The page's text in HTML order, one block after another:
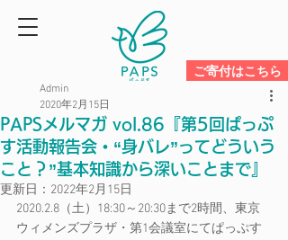
ご寄付はこちら
PAPSメルマガ vol.86『第5回ぱっぷ
す活動報告会・“身バレ”ってどういう
こと？”基本知識から深いことまで』
Admin
2020年2月15日
更新日： 2022年2月15日
2020.2.8（土）18:30～20:30まで2時間、東京
ウィメンズプラザ・第1会議室にてぱっぷす